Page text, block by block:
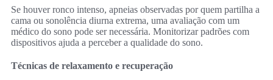
Se houver ronco intenso, apneias observadas por quem partilha a
cama ou sonolência diurna extrema, uma avaliação com um
médico do sono pode ser necessária. Monitorizar padrões com
dispositivos ajuda a perceber a qualidade do sono.
Técnicas de relaxamento e recuperação